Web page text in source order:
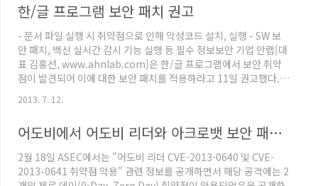
바일 백신 제품이 아니므로, 스마트 폰 제조사를 통하여 제공하고 있
는 V3 모바일 백신 제품과 함께 사용하기를 권한다. 앞으로 안랩에
서 제공하는 '안전한 문자'를 사칭한 악성 앱이 발견될 수 있으므로,
반드시 공인 마켓에서 'AHNLAB' 개발자를 확인하고 ..
한/글 프로그램 보안 패치 권고
- 문서 파일 실행 시 취약점으로 인해 악성코드 설치, 실행 - SW 보
안 패치, 백신 실시간 감시 기능 실행 등 필수 정보보안 기업 안랩[대
표 김홍선, www.ahnlab.com]은 한/글 프로그램에서 보안 취약
점이 발견되어 이에 대한 보안 패치를 적용하라고 11일 권고했다.
설치, 실행되는 것이다. 안랩은 취약점을 발견한 7월 5일 한글과컴
를 완료해 사용자에게 공지했다. 한컴 오피스 2007, 한/글 2007,
한/글 2005, 한/글 2004, 한/글 2002 SE 사용자는 해당 패치를 반
드시 업데이트해야 안전하다. 이번 악성코드는 ‘동북아 평화 협력 구
상 어떻게 실현할..
2013. 7. 12.
어도비에서 어도비 리더와 아크로뱃 보안 패치 배포
2월 18일 ASEC에서는 "어도비 리더 CVE-2013-0640 및 CVE-
2013-0641 취약점 악용" 관련 정보를 공개하면서 해당 공격에는 2